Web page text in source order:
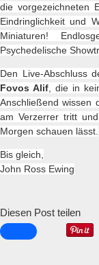
die vorgezeichneten
Eindringlichkeit und
Miniaturen!
Psychedelische
Den Live-Abschluss
Fovos Alif, die in
Anschließend wissen
am Verzerrer tritt
Morgen schauen lässt.
Bis gleich,
John Ross Ewing
Diesen Post teilen